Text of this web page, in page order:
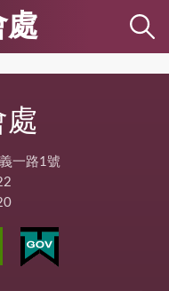
處
處
一路1號